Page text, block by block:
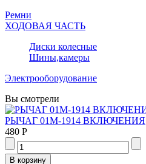
Ремни
ХОДОВАЯ ЧАСТЬ
Диски колесные
Шины,камеры
Электрооборудование
Вы смотрели
РЫЧАГ 01М-1914 ВКЛЮЧЕНИЯ
480 Р